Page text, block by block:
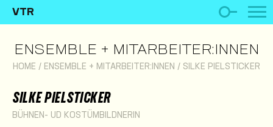
VTR
ENSEMBLE + MITARBEITER:INNEN
HOME / ENSEMBLE + MITARBEITER:INNEN / SILKE PIELSTICKER
SILKE PIELSTICKER
BÜHNEN- UD KOSTÜMBILDNERIN